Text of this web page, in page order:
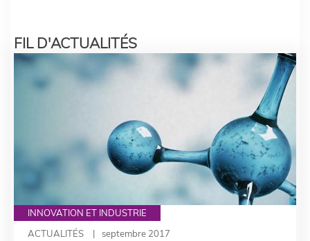
FIL D'ACTUALITÉS
INNOVATION ET INDUSTRIE
ACTUALITÉS
septembre 2017